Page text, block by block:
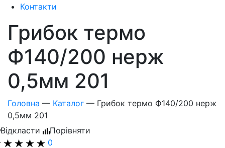
Контакти
Грибок термо
Ф140/200 нерж
0,5мм 201
Головна — Каталог — Грибок термо Ф140/200 нерж
0,5мм 201
Відкласти
Порівняти
0